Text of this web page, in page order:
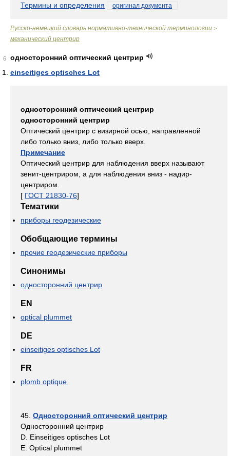
Термины и определения
оригинал документа
Русско-немецкий словарь нормативно-технической терминологии >
механический центрир
6
односторонний оптический центрир
einseitiges optisches Lot
односторонний оптический центрир
односторонний центрир
Оптический центрир с визирной осью, направленной
либо только вниз, либо только вверх.
Примечание
Оптический центрир для наблюдения вверх называют
зенит-центриром, а для наблюдения вниз - надир-
центриром.
[ ГОСТ 21830-76]
Тематики
приборы геодезические
Обобщающие термины
прочие геодезические приборы
Синонимы
односторонний центрир
EN
optical plummet
DE
einseitiges optisches Lot
FR
plomb optique
45. Односторонний оптический центрир
Односторонний центрир
D. Einseitiges optisches Lot
E. Optical plummet